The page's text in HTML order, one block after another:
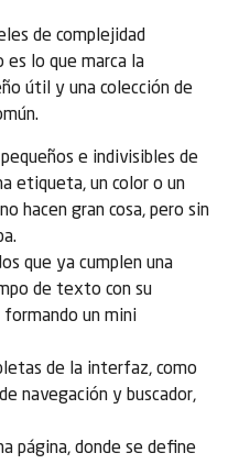
de complejidad
es lo que marca la
útil y una colección de
e indivisibles de
etiqueta, un color o un
hacen gran cosa, pero sin
que ya cumplen una
de texto con su
un mini
de la interfaz, como
navegación y buscador,
página, donde se define